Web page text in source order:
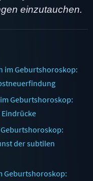
einzutauchen.
im Geburtshoroskop:
Geburtshoroskop:
der subtilen
Geburtshoroskop: